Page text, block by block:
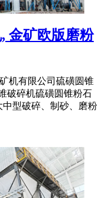
金矿欧版磨粉
机有限公司硫磺圆锥
破碎机硫磺圆锥粉石
型破碎、制砂、磨粉